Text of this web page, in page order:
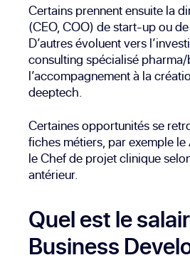
Certains prennent ensuite la
(CEO, COO) de start-up ou
D’autres évoluent vers
consulting spécialisé
l’accompagnement à la
deeptech.
Certaines opportunités se
fiches métiers, par exemple le
leChef de projet clinique
antérieur.
Quel est le
Business